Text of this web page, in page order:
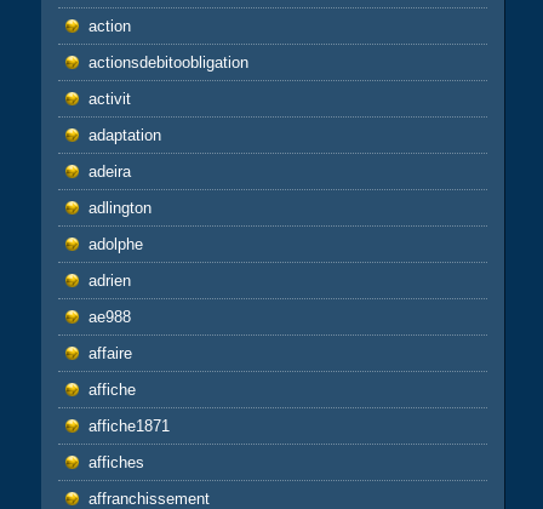
action
actionsdebitoobligation
activit
adaptation
adeira
adlington
adolphe
adrien
ae988
affaire
affiche
affiche1871
affiches
affranchissement